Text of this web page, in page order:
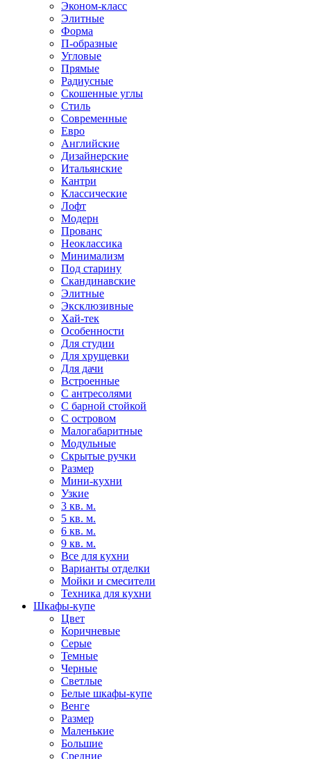
Эконом-класс
Элитные
Форма
П-образные
Угловые
Прямые
Радиусные
Скошенные углы
Стиль
Современные
Евро
Английские
Дизайнерские
Итальянские
Кантри
Классические
Лофт
Модерн
Прованс
Неоклассика
Минимализм
Под старину
Скандинавские
Элитные
Эксклюзивные
Хай-тек
Особенности
Для студии
Для хрущевки
Для дачи
Встроенные
С антресолями
С барной стойкой
С островом
Малогабаритные
Модульные
Скрытые ручки
Размер
Мини-кухни
Узкие
3 кв. м.
5 кв. м.
6 кв. м.
9 кв. м.
Все для кухни
Варианты отделки
Мойки и смесители
Техника для кухни
Шкафы-купе
Цвет
Коричневые
Серые
Темные
Черные
Светлые
Белые шкафы-купе
Венге
Размер
Маленькие
Большие
Средние